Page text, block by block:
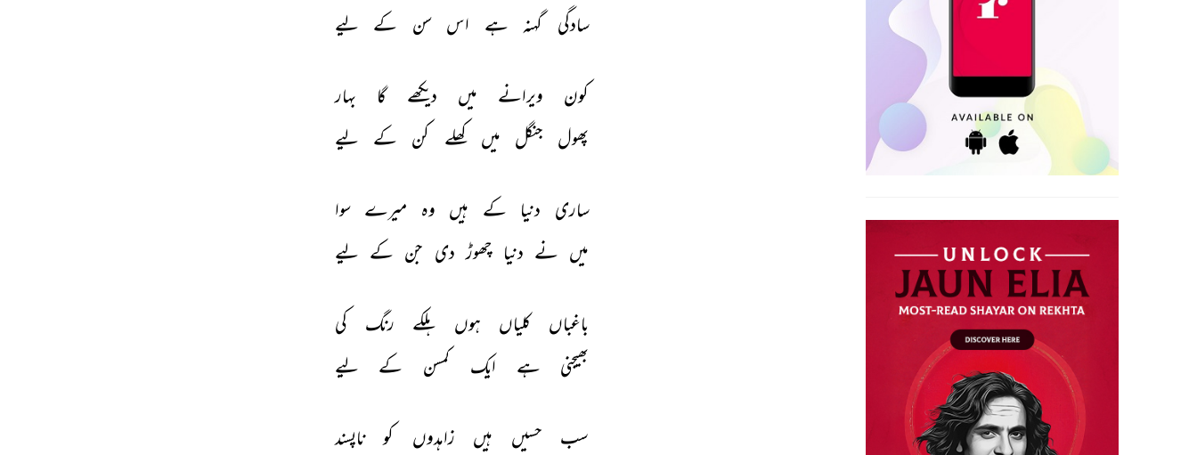
سادگی
گہنہ ہے اس سن کے لیے
کون ویرانے میں دیکھے گا
بہار
پھول
جنگل میں کھلے کن کے لیے
ساری دنیا کے ہیں وہ میرے سوا
میں نے دنیا چھوڑ دی جن کے لیے
باغباں کلیاں ہوں ہلکے رنگ
کی
بھیجنی
ہے ایک کمسن کے لیے
سب حسیں ہیں زاہدوں کو
ناپسند
امیر مینائی